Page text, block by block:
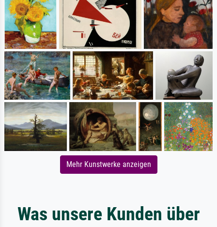
Mehr Kunstwerke anzeigen
Was unsere Kunden über